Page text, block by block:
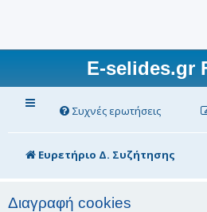
E-selides.gr
Συχνές ερωτήσεις
Ευρετήριο Δ. Συζήτησης
Διαγραφή cookies